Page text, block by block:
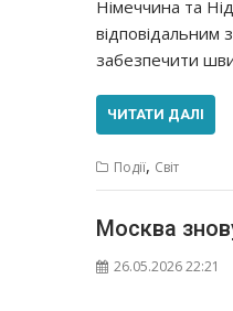
Німеччина та
відповідальним
забезпечити
ЧИТАТИ ДАЛІ
Події, Світ
Москва
26.05.2026 22:21